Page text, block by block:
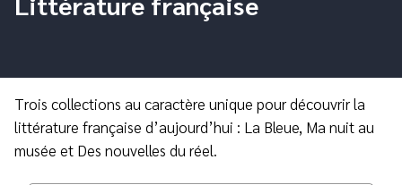
Trois collections au caractère unique pour découvrir la
littérature française d’aujourd’hui : La Bleue, Ma nuit au
musée et Des nouvelles du réel.